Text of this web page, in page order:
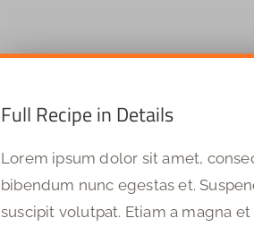
Full Recipe in Details
Lorem ipsum dolor sit amet,
bibendum nunc egestas et.
suscipit volutpat. Etiam a magna